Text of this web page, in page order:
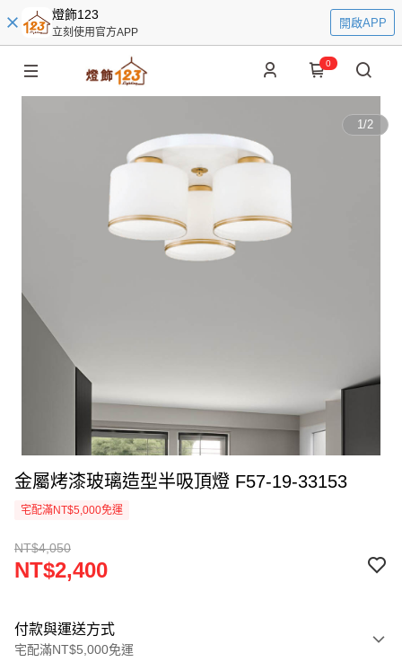
燈飾123
立刻使用官方APP
開啟APP
0
1/2
金屬烤漆玻璃造型半吸頂燈 F57-19-33153
宅配滿NT$5,000免運
NT$4,050
NT$2,400
付款與運送方式
宅配滿NT$5,000免運